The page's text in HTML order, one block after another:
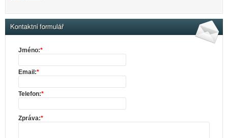
Kontaktní formulář
Jméno:*
Email:*
Telefon:*
Zpráva:*